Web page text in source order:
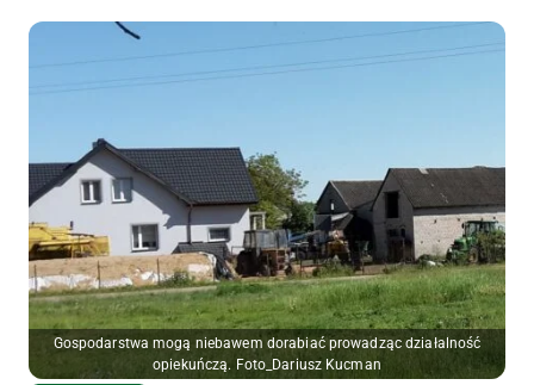
Gospodarstwa mogą niebawem dorabiać prowadząc działalność
opiekuńczą. Foto_Dariusz Kucman